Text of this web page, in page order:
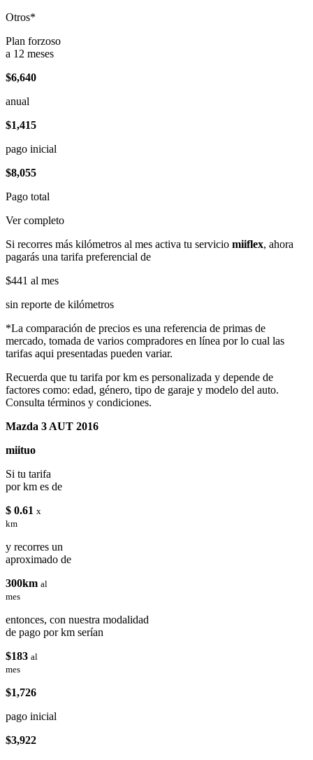
Otros*
Plan forzoso
a 12 meses
$6,640
anual
$1,415
pago inicial
$8,055
Pago total
Ver completo
Si recorres más kilómetros al mes activa tu servicio miiflex, ahora
pagarás una tarifa preferencial de
$441 al mes
sin reporte de kilómetros
*La comparación de precios es una referencia de primas de
mercado, tomada de varios compradores en línea por lo cual las
tarifas aqui presentadas pueden variar.
Recuerda que tu tarifa por km es personalizada y depende de
factores como: edad, género, tipo de garaje y modelo del auto.
Consulta términos y condiciones.
Mazda 3 AUT 2016
miituo
Si tu tarifa
por km es de
$ 0.61 x
km
y recorres un
aproximado de
300km al
mes
entonces, con nuestra modalidad
de pago por km serían
$183 al
mes
$1,726
pago inicial
$3,922